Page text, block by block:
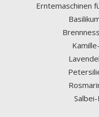
Erntemaschinen